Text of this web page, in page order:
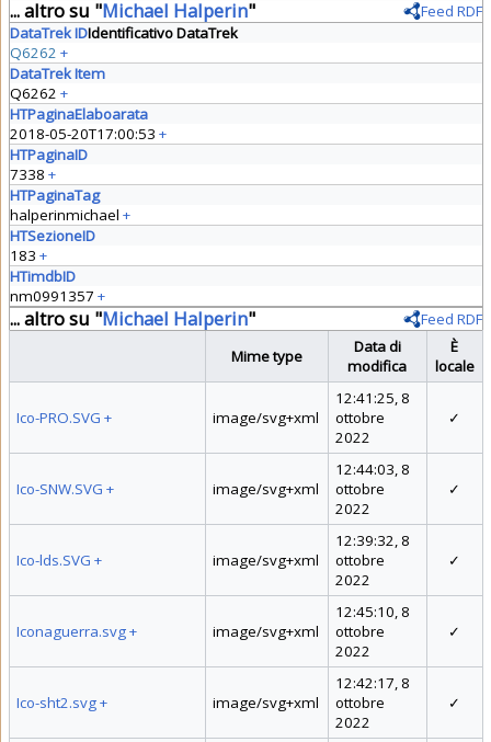
... altro su "Michael Halperin"
Feed RDF
DataTrek IDIdentificativo DataTrek
Q6262 +
DataTrek Item
Q6262 +
HTPaginaElaboarata
2018-05-20T17:00:53 +
HTPaginaID
7338 +
HTPaginaTag
halperinmichael +
HTSezioneID
183 +
HTimdbID
nm0991357 +
... altro su "Michael Halperin"
Feed RDF
Mime type
Data di
modifica
È
locale
Ico-PRO.SVG + image/svg+xml
12:41:25, 8
ottobre
2022
✓
Ico-SNW.SVG + image/svg+xml
12:44:03, 8
ottobre
2022
✓
Ico-lds.SVG + image/svg+xml
12:39:32, 8
ottobre
2022
✓
Iconaguerra.svg+ image/svg+xml
12:45:10, 8
ottobre
2022
✓
Ico-sht2.svg+ image/svg+xml
12:42:17, 8
ottobre
2022
✓